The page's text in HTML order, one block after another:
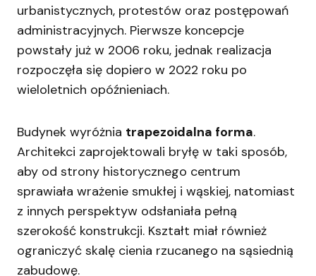
urbanistycznych, protestów oraz postępowań
administracyjnych. Pierwsze koncepcje
powstały już w 2006 roku, jednak realizacja
rozpoczęła się dopiero w 2022 roku po
wieloletnich opóźnieniach.
Budynek wyróżnia trapezoidalna forma.
Architekci zaprojektowali bryłę w taki sposób,
aby od strony historycznego centrum
sprawiała wrażenie smukłej i wąskiej, natomiast
z innych perspektyw odsłaniała pełną
szerokość konstrukcji. Kształt miał również
ograniczyć skalę cienia rzucanego na sąsiednią
zabudowę.